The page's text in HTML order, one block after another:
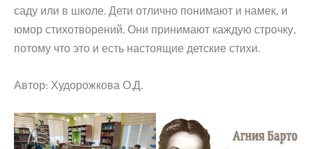
саду или в школе. Дети отлично понимают и намек, и
юмор стихотворений. Они принимают каждую строчку,
потому что это и есть настоящие детские стихи.
Автор: Худорожкова О.Д.